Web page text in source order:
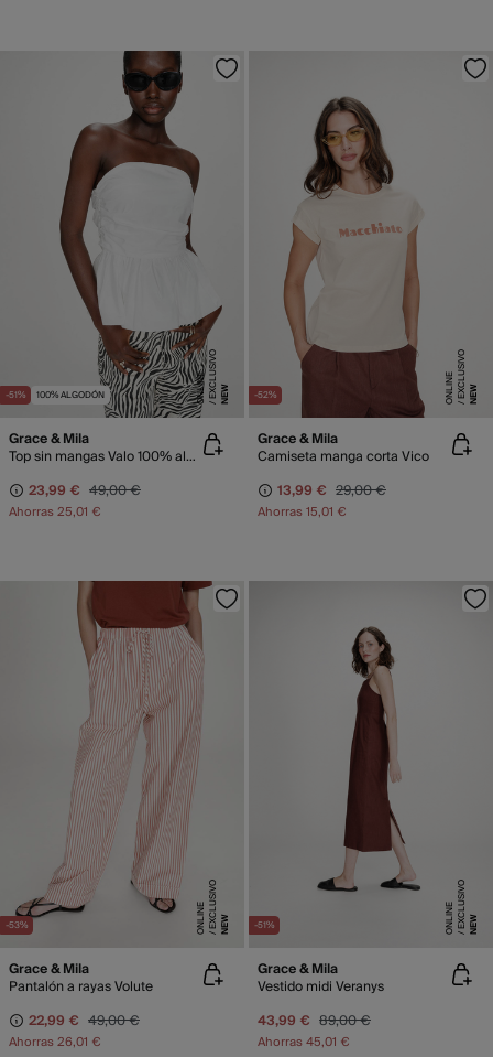
-51% 100% ALGODÓN NEW
E
X
C
L
USI
V
O
O
N
LI
N
E
Grace & Mila
Top sin mangas Valo 100% algodón
23,99 € 49,00 €
Ahorras25,01 €
-52% NEW
E
X
C
L
USI
V
O
O
N
LI
N
E
Grace & Mila
Camiseta manga corta Vico
13,99 € 29,00 €
Ahorras15,01 €
-53% NEW
E
X
C
L
USI
V
O
O
N
LI
N
E
Grace & Mila
Pantalón a rayas Volute
22,99 € 49,00 €
Ahorras26,01 €
-51% NEW
E
X
C
L
USI
V
O
O
N
LI
N
E
Grace & Mila
Vestido midi Veranys
43,99 € 89,00 €
Ahorras45,01 €